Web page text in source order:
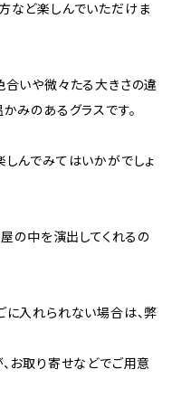
など楽しんでいただけま
合いや微々たる大きさの違
みのあるグラスです。
んでみてはいかがでしょ
屋の中を演出してくれるの
に入れられない場合は、弊
お取り寄せなどでご用意